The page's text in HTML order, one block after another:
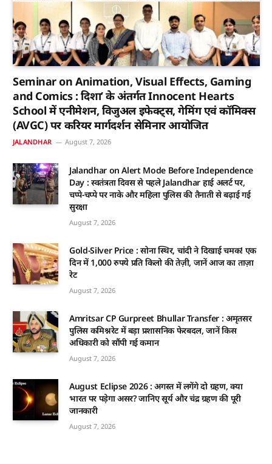
Seminar on Animation, Visual Effects, Gaming
and Comics : दिशा’ के अंतर्गत Innocent Hearts
School में एनीमेशन, विजुअल इफेक्ट्स, गेमिंग एवं कॉमिक्स
(AVGC) पर करियर मार्गदर्शन सेमिनार आयोजित
JALANDHAR August 7, 2026
Jalandhar on Alert Mode Before Independence
Day : स्वतंत्रता दिवस से पहले Jalandhar हाई अलर्ट पर,
चप्पे-चप्पे पर नाके और महिला पुलिस की तैनाती से बढ़ाई गई
सुरक्षा
August 7, 2026
Gold-Silver Price : सोना स्थिर, चांदी ने दिखाई चमक! एक
दिन में 1,000 रुपये प्रति किलो की तेज़ी, जानें आज का ताज़ा
रेट
August 7, 2026
Amritsar CP Gurpreet Bhullar Transfer : अमृतसर
पुलिस कमिश्नरेट में बड़ा प्रशासनिक फेरबदल, जानें किस
अधिकारी को सौंपी गई कमान
August 7, 2026
August Eclipse 2026 : अगस्त में लगेंगे दो ग्रहण, क्या
भारत पर पड़ेगा असर? जानिए सूर्य और चंद्र ग्रहण की पूरी
जानकारी
August 7, 2026